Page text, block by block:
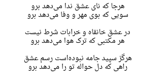
هرجا که نای عشق ندا می‌دهد برو
سویی که بوی مهر و وفا می‌دهد برو
در عشق خانقاه و خرابات شرط نیست
هر مکتبی که ترک هوا می‌دهد برو
هرگز سپید جامه نبوده‌است رسم عشق
راهی که دل حواله تو را می‌دهد برو